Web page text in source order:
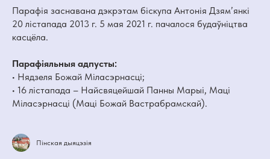
Парафія заснавана дэкрэтам біскупа Антонія Дзям’янкі
20 лістапада 2013 г. 5 мая 2021 г. пачалося будаўніцтва
касцёла.
Парафіяльныя адпусты:
• Нядзеля Божай Міласэрнасці;
• 16 лістапада – Найсвяцейшай Панны Марыі, Маці
Міласэрнасці (Маці Божай Вастрабрамскай).
Пінская дыяцэзія